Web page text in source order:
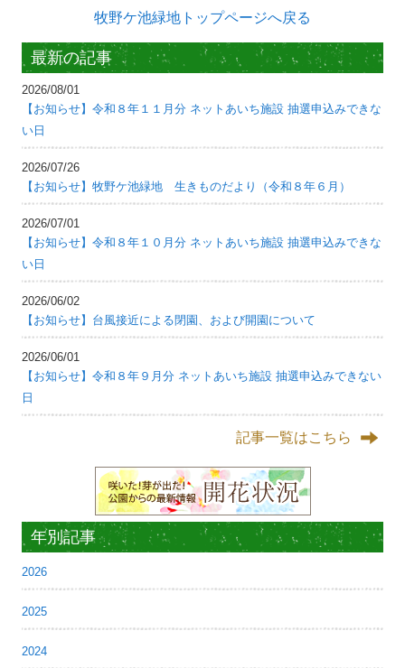
牧野ケ池緑地トップページへ戻る
最新の記事
2026/08/01
【お知らせ】令和８年１１月分 ネットあいち施設 抽選申込みできな
い日
2026/07/26
【お知らせ】牧野ケ池緑地 生きものだより（令和８年６月）
2026/07/01
【お知らせ】令和８年１０月分 ネットあいち施設 抽選申込みできな
い日
2026/06/02
【お知らせ】台風接近による閉園、および開園について
2026/06/01
【お知らせ】令和８年９月分 ネットあいち施設 抽選申込みできない
日
記事一覧はこちら
年別記事
2026
2025
2024